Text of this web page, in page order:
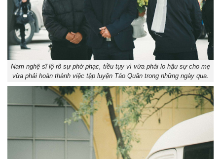
Nam nghệ sĩ lộ rõ sự phờ phạc, tiều tụy vì vừa phải lo hậu sự cho mẹ
vừa phải hoàn thành việc tập luyện Táo Quân trong những ngày qua.